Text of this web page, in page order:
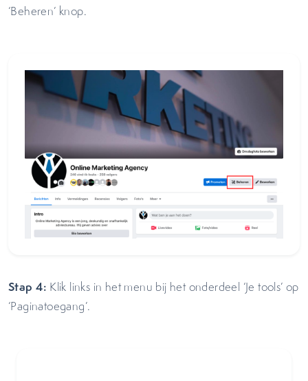
‘Beheren’ knop.
Stap 4: Klik links in het menu bij het onderdeel ‘Je tools’ op
‘Paginatoegang’.